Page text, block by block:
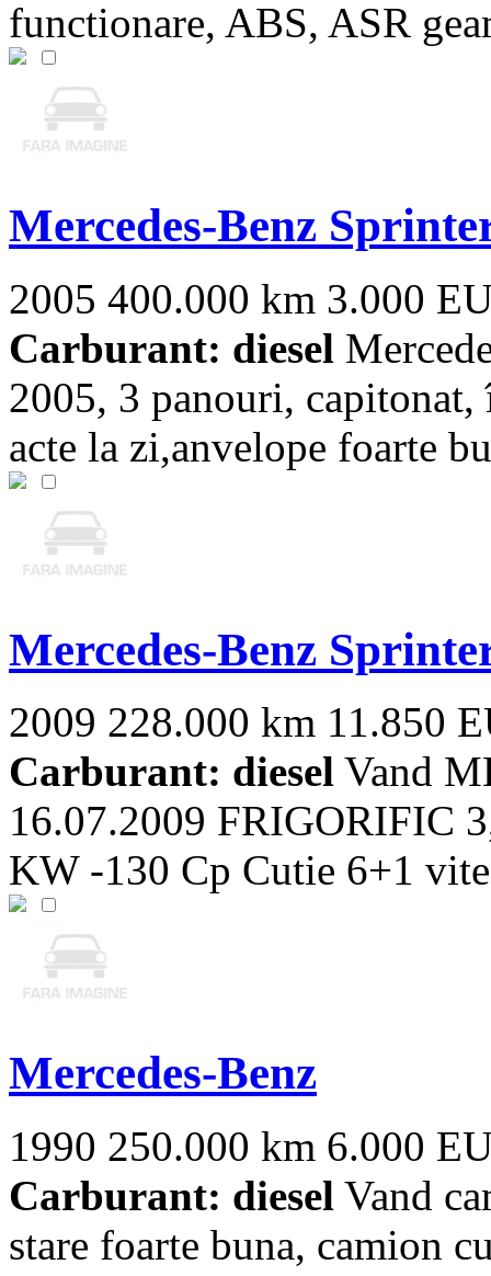
functionare, ABS, ASR
Mercedes-Benz
2005 400.000 km 3.000
Carburant: diesel
2005, 3 panouri,
acte la zi,anvelope foarte
Mercedes-Benz
2009 228.000 km 11.850
Carburant: diesel Vand
16.07.2009 FRIGORIFIC
KW -130 Cp Cutie 6+1
Mercedes-Benz
1990 250.000 km 6.000
Carburant: diesel Vand
stare foarte buna, camion